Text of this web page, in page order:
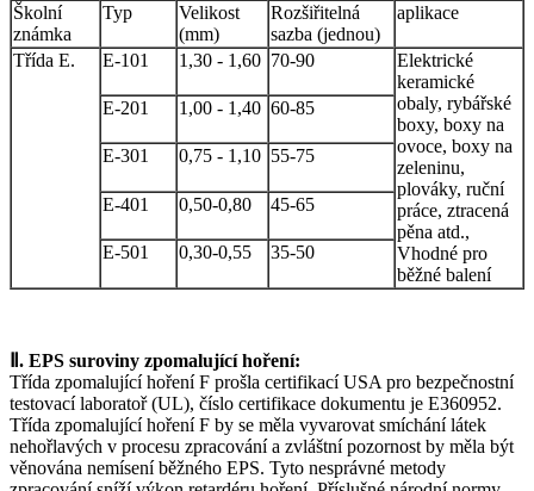
Školní
známka
Typ
Velikost
(mm)
Rozšiřitelná
sazba (jednou)
aplikace
Třída E. E-101 1,30 - 1,60 70-90
Elektrické
keramické
obaly, rybářské
boxy, boxy na
ovoce, boxy na
zeleninu,
plováky, ruční
práce, ztracená
pěna atd.,
Vhodné pro
běžné balení
E-201 1,00 - 1,40 60-85
E-301 0,75 - 1,10 55-75
E-401 0,50-0,80 45-65
E-501 0,30-0,55 35-50
Ⅱ. EPS suroviny zpomalující hoření:
Třída zpomalující hoření F prošla certifikací USA pro bezpečnostní
testovací laboratoř (UL), číslo certifikace dokumentu je E360952.
Třída zpomalující hoření F by se měla vyvarovat smíchání látek
nehořlavých v procesu zpracování a zvláštní pozornost by měla být
věnována nemísení běžného EPS. Tyto nesprávné metody